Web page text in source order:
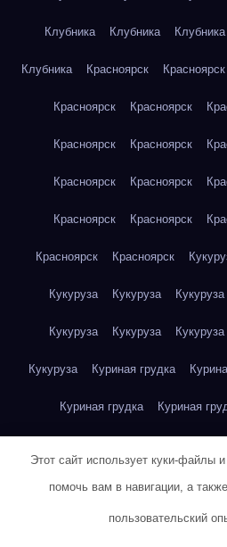
Клубника Клубника Клубника
Клубника Красноярск Красноярск
Красноярск Красноярск
Красноярск Красноярск
Красноярск Красноярск
Красноярск Красноярск
Красноярск Красноярск
Кукуруза Кукуруза Кукуруза
Кукуруза Кукуруза Кукуруза
Кукуруза Куриная грудка
Куриная грудка Куриная
Куриная грудка Куриная
Куриная грудка Куриная
Этот сайт использует куки-файлы
помочь вам в навигации, а
пользовательский